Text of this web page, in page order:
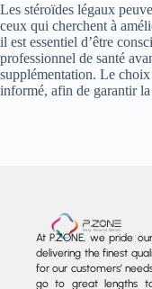
Les stéroïdes légaux
ceux qui cherchent à
il est essentiel d’être
professionnel de santé
supplémentation. Le
informé, afin de garantir la
At P.ZONE, we pride
delivering the finest
for our customers’
go to great lengths